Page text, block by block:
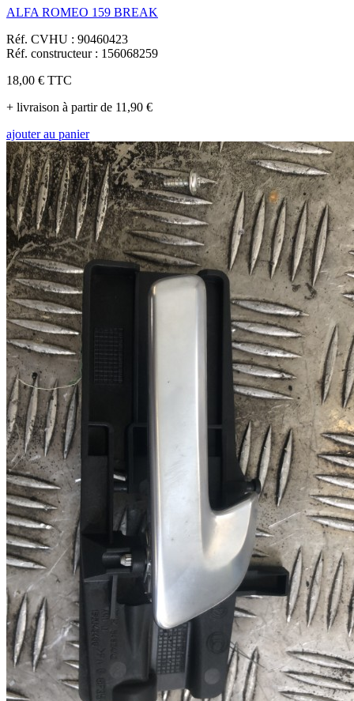
ALFA ROMEO 159 BREAK
Réf. CVHU : 90460423
Réf. constructeur : 156068259
18,00 € TTC
+ livraison à partir de 11,90 €
ajouter au panier